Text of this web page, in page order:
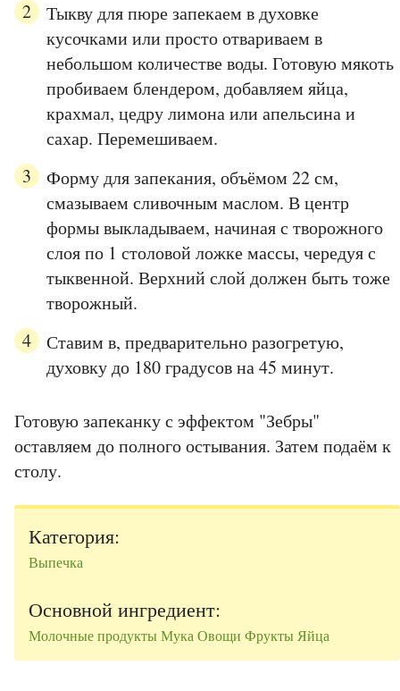
Тыкву для пюре запекаем в духовке
кусочками или просто отвариваем в
небольшом количестве воды. Готовую мякоть
пробиваем блендером, добавляем яйца,
крахмал, цедру лимона или апельсина и
сахар. Перемешиваем.
Форму для запекания, объёмом 22 см,
смазываем сливочным маслом. В центр
формы выкладываем, начиная с творожного
слоя по 1 столовой ложке массы, чередуя с
тыквенной. Верхний слой должен быть тоже
творожный.
Ставим в, предварительно разогретую,
духовку до 180 градусов на 45 минут.
Готовую запеканку с эффектом "Зебры"
оставляем до полного остывания. Затем подаём к
столу.
Категория:
Выпечка
Основной ингредиент:
Молочные продуктыМукаОвощи ФруктыЯйца